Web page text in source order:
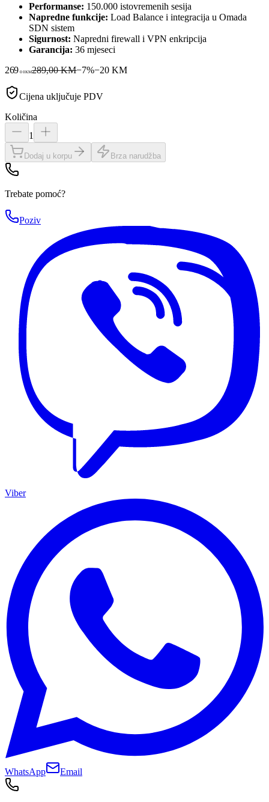
Performanse: 150.000 istovremenih sesija
Napredne funkcije: Load Balance i integracija u Omada
SDN sistem
Sigurnost: Napredni firewall i VPN enkripcija
Garancija: 36 mjeseci
269 00KM289,00 KM−7%−20 KM
Cijena uključuje PDV
Količina
1
Dodaj u korpu Brza narudžba
Trebate pomoć?
Poziv
Viber
WhatsApp Email